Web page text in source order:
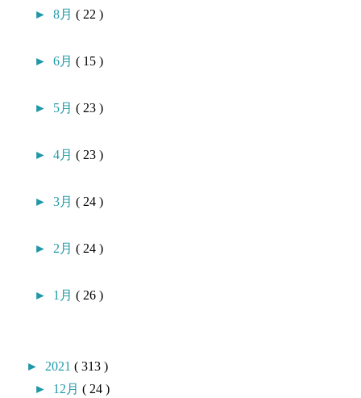
►8月( 22 )
►6月( 15 )
► 5月( 23 )
►4月( 23 )
►3月( 24 )
► 2月( 24 )
► 1月( 26 )
► 2021( 313 )
► 12月( 24 )